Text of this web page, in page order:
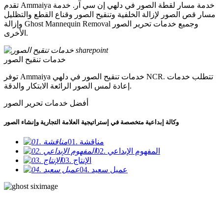
تقدم Ammaiya خدمة مسار لقطة الصور في دلهي إن سي آر. خدمة
مسار قص الصور لإزالة الخلفية وتنقيح الصور وقناع القطع والتظليل
وإزالة Ghost Mannequin Removal وجميع خدمات تحرير الصور
الأخرى.
خدمات تنقيح الصور
توفر Ammaiya خدمات تنقيح الصور في دلهي NCR. تتطلب خدمات
إعادة لمس الصور الرائعة الابتكار والدقة.
أفضل خدمات تحرير الصور
وكالة إبداعية متخصصة في إستراتيجية العلامة التجارية وإنشاء الصور
01. مناقشة
02. المفهوم الإبداعي
03. الإنتاج
04. عميل سعيد